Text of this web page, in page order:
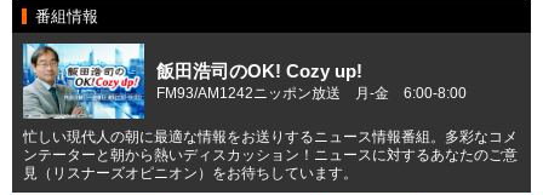
番組情報
飯田浩司のOK! Cozy up!
FM93/AM1242ニッポン放送 月-金 6:00-8:00
忙しい現代人の朝に最適な情報をお送りするニュース情報番組。多彩なコメ
ンテーターと朝から熱いディスカッション！ニュースに対するあなたのご意
見（リスナーズオピニオン）をお待ちしています。